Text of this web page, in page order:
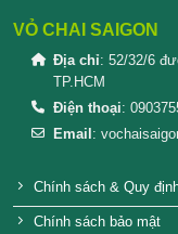
CÁCH
Các Dòng
SHOP